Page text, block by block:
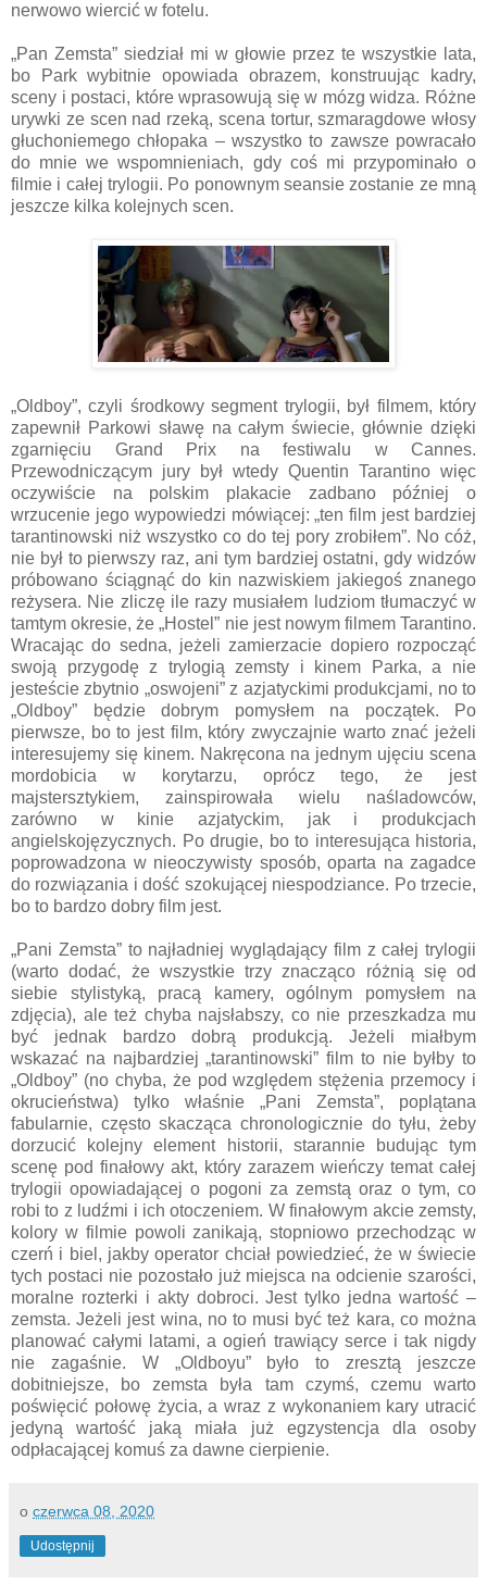
nerwowo wiercić w fotelu.
„Pan Zemsta” siedział mi w głowie przez te wszystkie lata,
bo Park wybitnie opowiada obrazem, konstruując kadry,
sceny i postaci, które wprasowują się w mózg widza. Różne
urywki ze scen nad rzeką, scena tortur, szmaragdowe włosy
głuchoniemego chłopaka – wszystko to zawsze powracało
do mnie we wspomnieniach, gdy coś mi przypominało o
filmie i całej trylogii. Po ponownym seansie zostanie ze mną
jeszcze kilka kolejnych scen.
„Oldboy”, czyli środkowy segment trylogii, był filmem, który
zapewnił Parkowi sławę na całym świecie, głównie dzięki
zgarnięciu Grand Prix na festiwalu w Cannes.
Przewodniczącym jury był wtedy Quentin Tarantino więc
oczywiście na polskim plakacie zadbano później o
wrzucenie jego wypowiedzi mówiącej: „ten film jest bardziej
tarantinowski niż wszystko co do tej pory zrobiłem”. No cóż,
nie był to pierwszy raz, ani tym bardziej ostatni, gdy widzów
próbowano ściągnąć do kin nazwiskiem jakiegoś znanego
reżysera. Nie zliczę ile razy musiałem ludziom tłumaczyć w
tamtym okresie, że „Hostel” nie jest nowym filmem Tarantino.
Wracając do sedna, jeżeli zamierzacie dopiero rozpocząć
swoją przygodę z trylogią zemsty i kinem Parka, a nie
jesteście zbytnio „oswojeni” z azjatyckimi produkcjami, no to
„Oldboy” będzie dobrym pomysłem na początek. Po
pierwsze, bo to jest film, który zwyczajnie warto znać jeżeli
interesujemy się kinem. Nakręcona na jednym ujęciu scena
mordobicia w korytarzu, oprócz tego, że jest
majstersztykiem, zainspirowała wielu naśladowców,
zarówno w kinie azjatyckim, jak i produkcjach
angielskojęzycznych. Po drugie, bo to interesująca historia,
poprowadzona w nieoczywisty sposób, oparta na zagadce
do rozwiązania i dość szokującej niespodziance. Po trzecie,
bo to bardzo dobry film jest.
„Pani Zemsta” to najładniej wyglądający film z całej trylogii
(warto dodać, że wszystkie trzy znacząco różnią się od
siebie stylistyką, pracą kamery, ogólnym pomysłem na
zdjęcia), ale też chyba najsłabszy, co nie przeszkadza mu
być jednak bardzo dobrą produkcją. Jeżeli miałbym
wskazać na najbardziej „tarantinowski” film to nie byłby to
„Oldboy” (no chyba, że pod względem stężenia przemocy i
okrucieństwa) tylko właśnie „Pani Zemsta”, poplątana
fabularnie, często skacząca chronologicznie do tyłu, żeby
dorzucić kolejny element historii, starannie budując tym
scenę pod finałowy akt, który zarazem wieńczy temat całej
trylogii opowiadającej o pogoni za zemstą oraz o tym, co
robi to z ludźmi i ich otoczeniem. W finałowym akcie zemsty,
kolory w filmie powoli zanikają, stopniowo przechodząc w
czerń i biel, jakby operator chciał powiedzieć, że w świecie
tych postaci nie pozostało już miejsca na odcienie szarości,
moralne rozterki i akty dobroci. Jest tylko jedna wartość –
zemsta. Jeżeli jest wina, no to musi być też kara, co można
planować całymi latami, a ogień trawiący serce i tak nigdy
nie zagaśnie. W „Oldboyu” było to zresztą jeszcze
dobitniejsze, bo zemsta była tam czymś, czemu warto
poświęcić połowę życia, a wraz z wykonaniem kary utracić
jedyną wartość jaką miała już egzystencja dla osoby
odpłacającej komuś za dawne cierpienie.
o czerwca 08, 2020
Udostępnij